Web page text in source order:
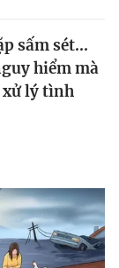
sấm sét...
hiểm mà
xử lý tình